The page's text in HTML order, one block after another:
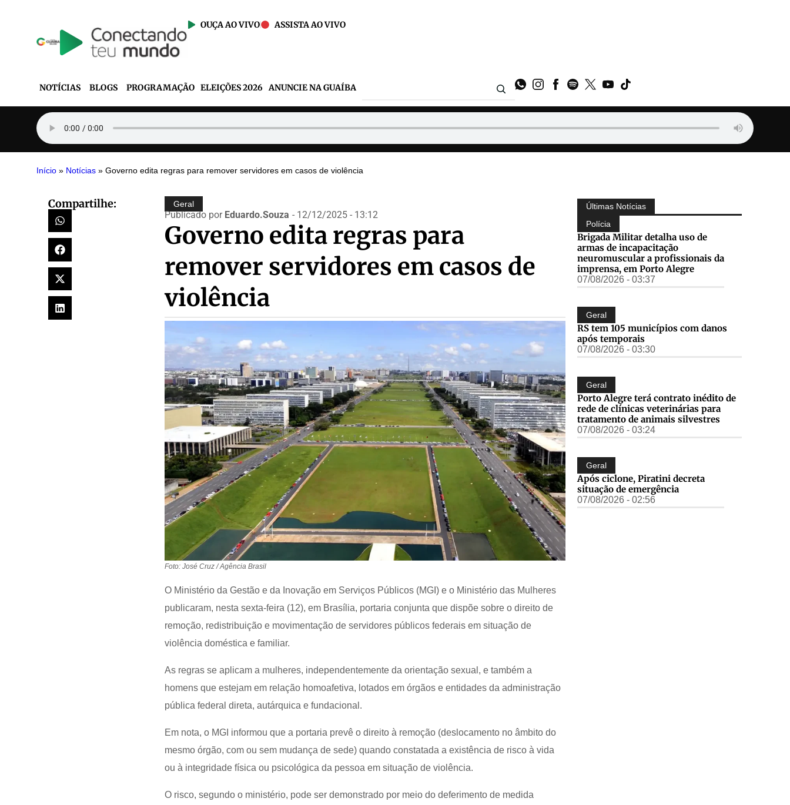
OUÇA AO VIVO ASSISTA AO VIVO
NOTÍCIAS BLOGS PROGRAMAÇÃO ELEIÇÕES 2026 ANUNCIE NA GUAÍBA
Início » Notícias » Governo edita regras para remover servidores em casos de violência
Compartilhe: Geral
Publicado porEduardo.Souza - 12/12/2025 - 13:12
Governo edita regras para
remover servidores em casos de
violência
Foto: José Cruz / Agência Brasil
O Ministério da Gestão e da Inovação em Serviços Públicos (MGI) e o Ministério das Mulheres
publicaram, nesta sexta-feira (12), em Brasília, portaria conjunta que dispõe sobre o direito de
remoção, redistribuição e movimentação de servidores públicos federais em situação de
violência doméstica e familiar.
As regras se aplicam a mulheres, independentemente da orientação sexual, e também a
homens que estejam em relação homoafetiva, lotados em órgãos e entidades da administração
pública federal direta, autárquica e fundacional.
Em nota, o MGI informou que a portaria prevê o direito à remoção (deslocamento no âmbito do
mesmo órgão, com ou sem mudança de sede) quando constatada a existência de risco à vida
ou à integridade física ou psicológica da pessoa em situação de violência.
O risco, segundo o ministério, pode ser demonstrado por meio do deferimento de medida
Últimas Notícias
Polícia
Brigada Militar detalha uso de
armas de incapacitação
neuromuscular a profissionais da
imprensa, em Porto Alegre
07/08/2026 - 03:37
Geral
RS tem 105 municípios com danos
após temporais
07/08/2026 - 03:30
Geral
Porto Alegre terá contrato inédito de
rede de clínicas veterinárias para
tratamento de animais silvestres
07/08/2026 - 03:24
Geral
Após ciclone, Piratini decreta
situação de emergência
07/08/2026 - 02:56